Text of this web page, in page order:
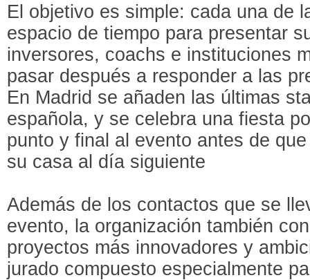
El objetivo es simple: cada una de
espacio de tiempo para presentar
inversores, coachs e instituciones
pasar después a responder a las
En Madrid se añaden las últimas
española, y se celebra una fiesta
punto y final al evento antes de
su casa al día siguiente
Además de los contactos que se
evento, la organización también
proyectos más innovadores y
jurado compuesto especialmente